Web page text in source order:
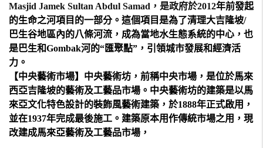
Masjid Jamek Sultan Abdul Samad，是政府於2012年前發起
的生命之河項目的一部分。這個項目是為了清理大吉隆坡/
巴生谷地區內的八條河流，成為當地水生態系統的中心，也
是巴生和Gombak河的“匯聚點”，引領城市發展和經濟活
力。
【中央藝術市場】 中央藝術坊，前稱中央市場，是位於馬來
西亞吉隆坡的藝術及工藝品市場。中央藝術坊的建築是以馬
來亞文化特色設計的裝飾風藝術建築，於1888年正式啟用，
並在1937年完成最後施工。建築原本用作傳統市場之用，現
改建成馬來亞藝術及工藝品市場，